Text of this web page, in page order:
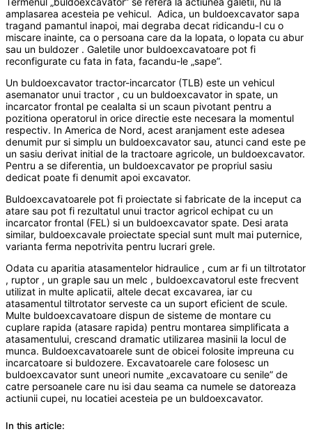
amplasarea acesteia pe vehicul. Adica, un buldoexcavator sapa
tragand pamantul inapoi, mai degraba decat ridicandu-l cu o
miscare inainte, ca o persoana care da la lopata, o lopata cu abur
sau un buldozer . Galetile unor buldoexcavatoare pot fi
reconfigurate cu fata in fata, facandu-le „sape”.
Un buldoexcavator tractor-incarcator (TLB) este un vehicul
asemanator unui tractor , cu un buldoexcavator in spate, un
incarcator frontal pe cealalta si un scaun pivotant pentru a
pozitiona operatorul in orice directie este necesara la momentul
respectiv. In America de Nord, acest aranjament este adesea
denumit pur si simplu un buldoexcavator sau, atunci cand este pe
un sasiu derivat initial de la tractoare agricole, un buldoexcavator.
Pentru a se diferentia, un buldoexcavator pe propriul sasiu
dedicat poate fi denumit apoi excavator.
Buldoexcavatoarele pot fi proiectate si fabricate de la inceput ca
atare sau pot fi rezultatul unui tractor agricol echipat cu un
incarcator frontal (FEL) si un buldoexcavator spate. Desi arata
similar, buldoexcavale proiectate special sunt mult mai puternice,
varianta ferma nepotrivita pentru lucrari grele.
Odata cu aparitia atasamentelor hidraulice , cum ar fi un tiltrotator
, ruptor , un graple sau un melc , buldoexcavatorul este frecvent
utilizat in multe aplicatii, altele decat excavarea, iar cu
atasamentul tiltrotator serveste ca un suport eficient de scule.
Multe buldoexcavatoare dispun de sisteme de montare cu
cuplare rapida (atasare rapida) pentru montarea simplificata a
atasamentului, crescand dramatic utilizarea masinii la locul de
munca. Buldoexcavatoarele sunt de obicei folosite impreuna cu
incarcatoare si buldozere. Excavatoarele care folosesc un
buldoexcavator sunt uneori numite „excavatoare cu senile” de
catre persoanele care nu isi dau seama ca numele se datoreaza
actiunii cupei, nu locatiei acesteia pe un buldoexcavator.
In this article: